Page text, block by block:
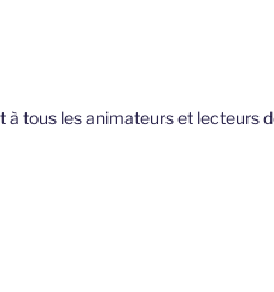
à tous les animateurs et lecteurs